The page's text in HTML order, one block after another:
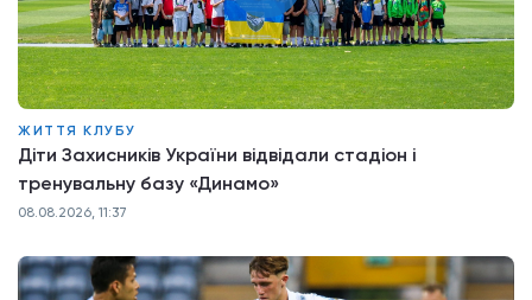
ЖИТТЯ КЛУБУ
Діти Захисників України відвідали стадіон і
тренувальну базу «Динамо»
08.08.2026, 11:37